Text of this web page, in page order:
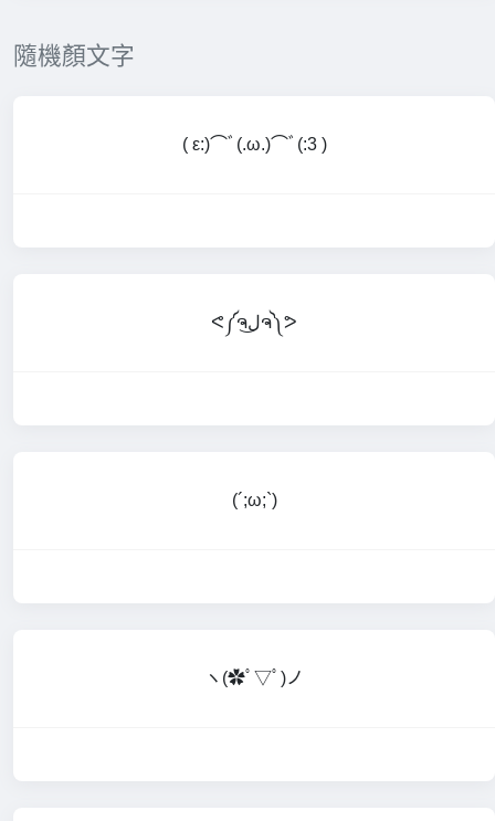
隨機顏文字
( ε:)⌒ﾞ(.ω.)⌒ﾞ(:3 )
ᕙ༼ຈل͜ຈ༽ᕗ
(´;ω;`)
ヽ(✿ﾟ▽ﾟ)ノ